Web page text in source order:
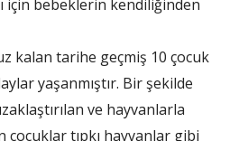
için bebeklerin kendiliğinden
kalan tarihe geçmiş 10 çocuk
yaşanmıştır. Bir şekilde
ve hayvanlarla
tıpkı hayvanlar gibi